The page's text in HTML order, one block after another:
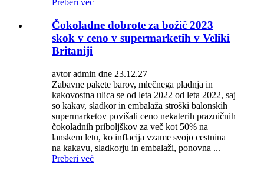
Preberi več
Čokoladne dobrote za božič 2023
skok v ceno v supermarketih v Veliki
Britaniji
avtor admin dne 23.12.27
Zabavne pakete barov, mlečnega pladnja in
kakovostna ulica se od leta 2022 od leta 2022, saj
so kakav, sladkor in embalaža stroški balonskih
supermarketov povišali ceno nekaterih prazničnih
čokoladnih priboljškov za več kot 50% na
lanskem letu, ko inflacija vzame svojo cestnina
na kakavu, sladkorju in embalaži, ponovna ...
Preberi več